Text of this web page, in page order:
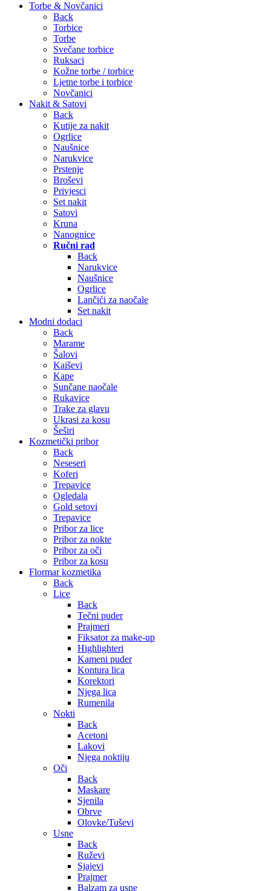
Torbe & Novčanici
Back
Torbice
Torbe
Svečane torbice
Ruksaci
Kožne torbe / torbice
Ljetne torbe i torbice
Novčanici
Nakit & Satovi
Back
Kutije za nakit
Ogrlice
Naušnice
Narukvice
Prstenje
Broševi
Privjesci
Set nakit
Satovi
Kruna
Nanognice
Ručni rad
Back
Narukvice
Naušnice
Ogrlice
Lančići za naočale
Set nakit
Modni dodaci
Back
Marame
Šalovi
Kaiševi
Kape
Sunčane naočale
Rukavice
Trake za glavu
Ukrasi za kosu
Šeširi
Kozmetički pribor
Back
Neseseri
Koferi
Trepavice
Ogledala
Gold setovi
Trepavice
Pribor za lice
Pribor za nokte
Pribor za oči
Pribor za kosu
Flormar kozmetika
Back
Lice
Back
Tečni puder
Prajmeri
Fiksator za make-up
Highlighteri
Kameni puder
Kontura lica
Korektori
Njega lica
Rumenila
Nokti
Back
Acetoni
Lakovi
Njega noktiju
Oči
Back
Maskare
Sjenila
Obrve
Olovke/Tuševi
Usne
Back
Ruževi
Sjajevi
Prajmer
Balzam za usne